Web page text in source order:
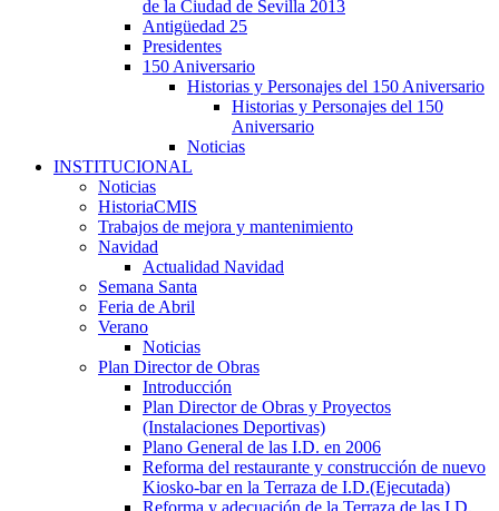
de la Ciudad de Sevilla 2013
Antigüedad 25
Presidentes
150 Aniversario
Historias y Personajes del 150 Aniversario
Historias y Personajes del 150
Aniversario
Noticias
INSTITUCIONAL
Noticias
HistoriaCMIS
Trabajos de mejora y mantenimiento
Navidad
Actualidad Navidad
Semana Santa
Feria de Abril
Verano
Noticias
Plan Director de Obras
Introducción
Plan Director de Obras y Proyectos
(Instalaciones Deportivas)
Plano General de las I.D. en 2006
Reforma del restaurante y construcción de nuevo
Kiosko-bar en la Terraza de I.D.(Ejecutada)
Reforma y adecuación de la Terraza de las I.D.